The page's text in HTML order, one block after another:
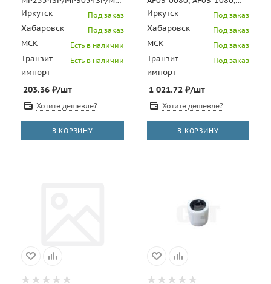
(CET), CET620
Иркутск Под заказ
Хабаровск Под заказ
МСК Есть в наличии
Транзит
импорт
Есть в наличии
203.36 ₽/шт
Хотите дешевле?
В КОРЗИНУ
AF03-2080 для RICOH
Aficio MP9000/MP110
Иркутск Под заказ
Хабаровск Под заказ
МСК Под заказ
Транзит
импорт
Под заказ
1 021.72₽/шт
Хотите дешевле?
В КОРЗИНУ